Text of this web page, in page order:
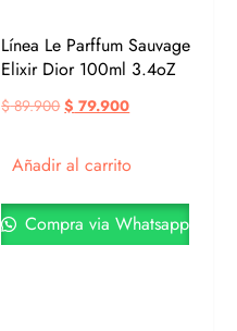
Línea Le Parffum Sauvage
Elixir Dior 100ml 3.4oZ
$89.900 $ 79.900
Añadir al carrito
Compra via Whatsapp